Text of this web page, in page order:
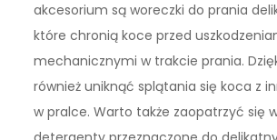
akcesorium są woreczki do prania
które chronią koce przed
mechanicznymi w trakcie prania.
również uniknąć splątania się koca z
w pralce. Warto także zaopatrzyć się